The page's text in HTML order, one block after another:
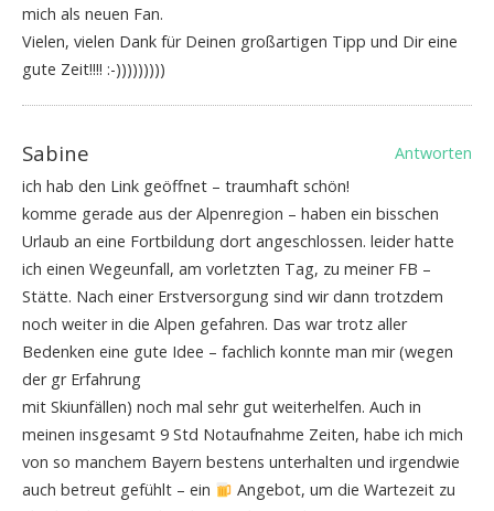
mich als neuen Fan.
Vielen, vielen Dank für Deinen großartigen Tipp und Dir eine
gute Zeit!!!! :-)))))))))
Sabine
Antworten
ich hab den Link geöffnet – traumhaft schön!
komme gerade aus der Alpenregion – haben ein bisschen
Urlaub an eine Fortbildung dort angeschlossen. leider hatte
ich einen Wegeunfall, am vorletzten Tag, zu meiner FB –
Stätte. Nach einer Erstversorgung sind wir dann trotzdem
noch weiter in die Alpen gefahren. Das war trotz aller
Bedenken eine gute Idee – fachlich konnte man mir (wegen
der gr Erfahrung
mit Skiunfällen) noch mal sehr gut weiterhelfen. Auch in
meinen insgesamt 9 Std Notaufnahme Zeiten, habe ich mich
von so manchem Bayern bestens unterhalten und irgendwie
auch betreut gefühlt – ein
Angebot, um die Wartezeit zu